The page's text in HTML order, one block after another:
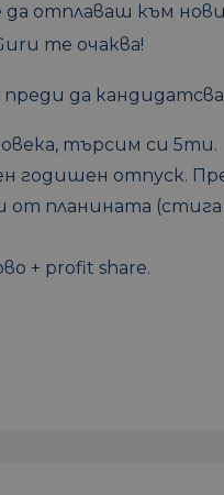
да отплаваш към
те очаква!
да
търсим си 5ти.
годишен отпуск.
планината (стига
+ profit share.